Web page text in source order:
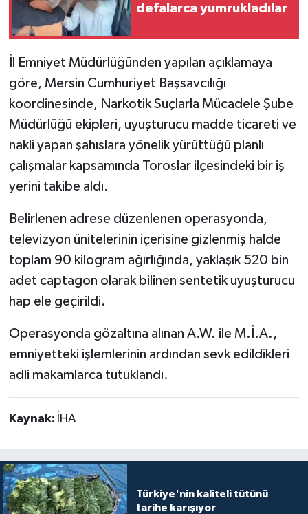
defalarca yumrukladılar
İl Emniyet Müdürlüğünden yapılan açıklamaya
göre, Mersin Cumhuriyet Başsavcılığı
koordinesinde, Narkotik Suçlarla Mücadele Şube
Müdürlüğü ekipleri, uyuşturucu madde ticareti ve
nakli yapan şahıslara yönelik yürüttüğü planlı
çalışmalar kapsamında Toroslar ilçesindeki bir iş
yerini takibe aldı.
Belirlenen adrese düzenlenen operasyonda,
televizyon ünitelerinin içerisine gizlenmiş halde
toplam 90 kilogram ağırlığında, yaklaşık 520 bin
adet captagon olarak bilinen sentetik uyuşturucu
hap ele geçirildi.
Operasyonda gözaltına alınan A.W. ile M.İ.A.,
emniyetteki işlemlerinin ardından sevk edildikleri
adli makamlarca tutuklandı.
Kaynak: İHA
Türkiye'nin kaliteli tütünü
tarihe karışıyor